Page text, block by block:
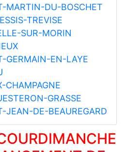
MARTIN-DU-BOSCHET
TREVISE
SUR-MORIN
GERMAIN-EN-LAYE
CHAMPAGNE
GRASSE
JEAN-DE-BEAUREGARD